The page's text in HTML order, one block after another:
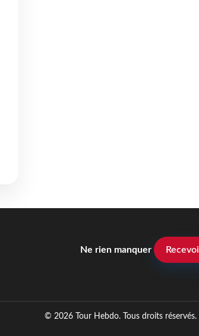
Ne rien manquer
© 2026 Tour Hebdo. Tous droits réservés.